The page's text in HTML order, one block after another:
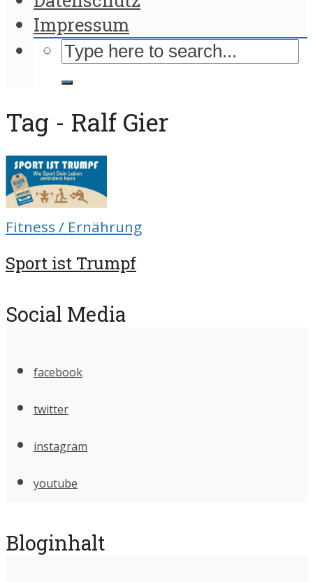
Impressum
Tag - Ralf Gier
Fitness / Ernährung
Sport ist Trumpf
Social Media
facebook
twitter
instagram
youtube
Bloginhalt